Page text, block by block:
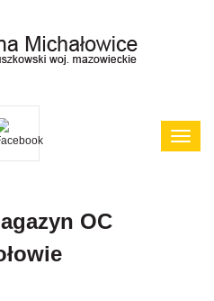
Pokaż
OC